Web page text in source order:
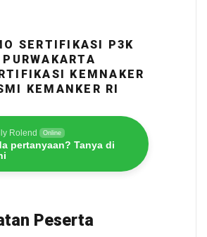
SERTIFIKASI P3K
PURWAKARTA
KEMNAKER
KEMANKER RI
Rolend Online
pertanyaan? Tanya di
Peserta